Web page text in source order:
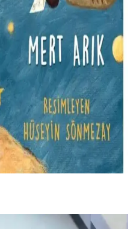
ve Povit Ipli Düdük
Sizin İçin Uygun
Düdüğü ile Povit Ipli
ve kullanım alanları detaylı
aracını seçmenize yardımcı
Tren Kitabı: Hayal
Giden Tren, hayal gücünü
ve eğlenceli bir kitap, genç
destekler.